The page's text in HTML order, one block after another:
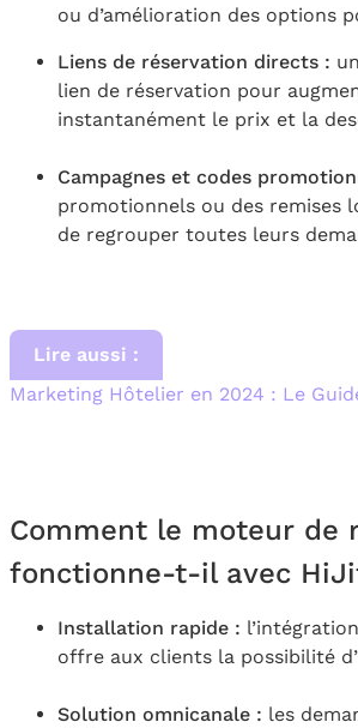
ou d’amélioration des options
Liens de réservation directs :
lien de réservation pour
instantanément le prix et la
Campagnes et codes
promotionnels ou des remises
de regrouper toutes leurs
Lire aussi :
Marketing Hôtelier en 2024 : Le
Comment le moteur de
fonctionne-t-il avec
Installation rapide :
offre aux clients la possibilité
Solution omnicanale : les